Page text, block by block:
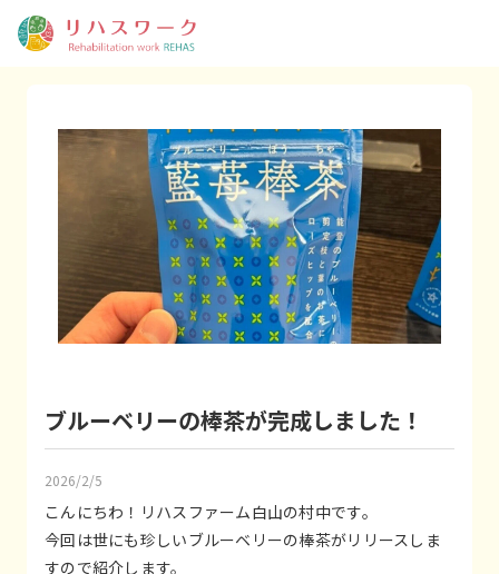
ブルーベリーの棒茶が完成しました！
2026/2/5
こんにちわ！リハスファーム白山の村中です。
今回は世にも珍しいブルーベリーの棒茶がリリースしま
すので紹介します。